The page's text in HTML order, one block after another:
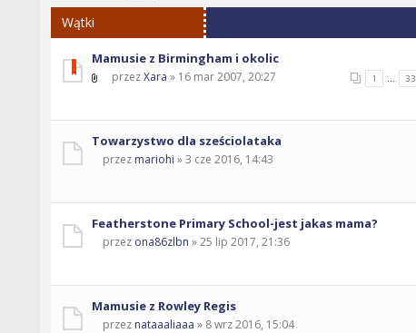
Wątki
Mamusie z Birmingham i okolic
1 33
przezXara » 16 mar 2007, 20:27
Towarzystwo dla sześciolataka
przez mariohi » 3 cze 2016, 14:43
Featherstone Primary School-jest jakas mama?
przez ona86zlbn » 25 lip 2017, 21:36
Mamusie z Rowley Regis
przez nataaaliaaa » 8 wrz 2016, 15:04